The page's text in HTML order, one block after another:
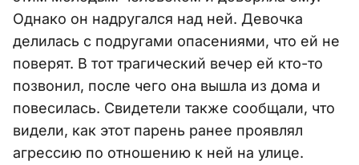
Однако он надругался над ней. Девочка
делилась с подругами опасениями, что ей не
поверят. В тот трагический вечер ей кто-то
позвонил, после чего она вышла из дома и
повесилась. Свидетели также сообщали, что
видели, как этот парень ранее проявлял
агрессию по отношению к ней на улице.